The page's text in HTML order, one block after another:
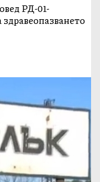
РД-01-